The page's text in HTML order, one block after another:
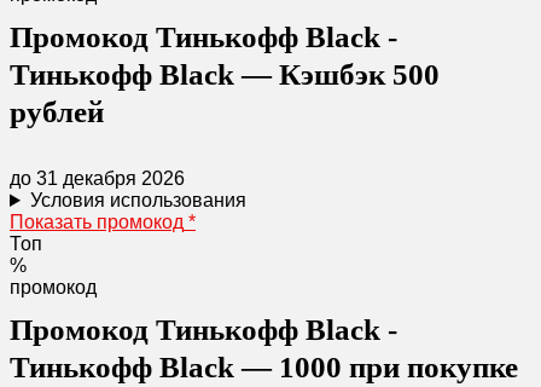
Промокод Тинькофф Black -
Тинькофф Black — Кэшбэк 500
рублей
до 31 декабря 2026
Условия использования
Показать промокод *
Топ
%
промокод
Промокод Тинькофф Black -
Тинькофф Black — 1000 при покупке